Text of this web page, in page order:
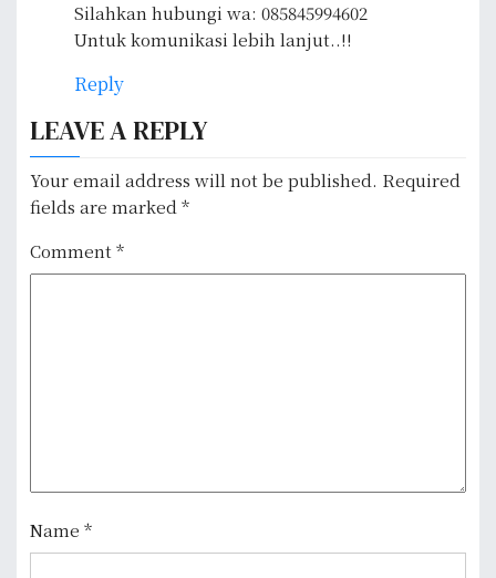
t
i
o
n
Silahkan hubungi wa: 085845994602
Untuk komunikasi lebih lanjut..!!
Reply
LEAVE A REPLY
Your email address will not be published. Required
fields are marked*
Comment*
Name *